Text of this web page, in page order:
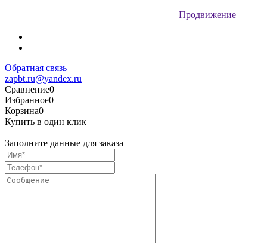
Продвижение
Обратная связь
zapbt.ru@yandex.ru
Сравнение0
Избранное0
Корзина0
Купить в один клик
Заполните данные для заказа